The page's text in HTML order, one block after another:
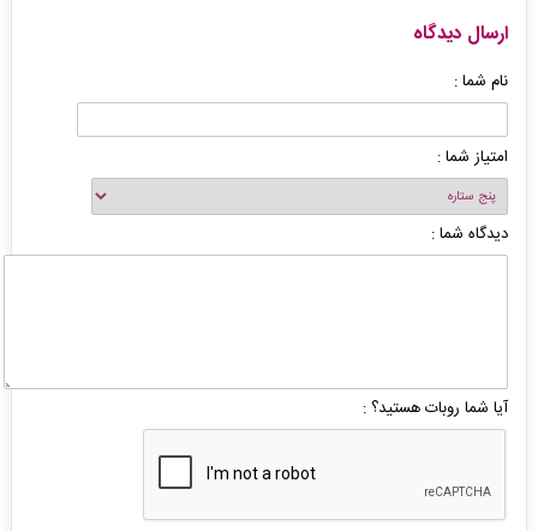
ارسال دیدگاه
نام شما :
امتیاز شما :
دیدگاه شما :
آیا شما روبات هستید؟ :